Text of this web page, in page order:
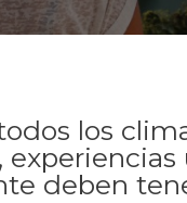
los
deben